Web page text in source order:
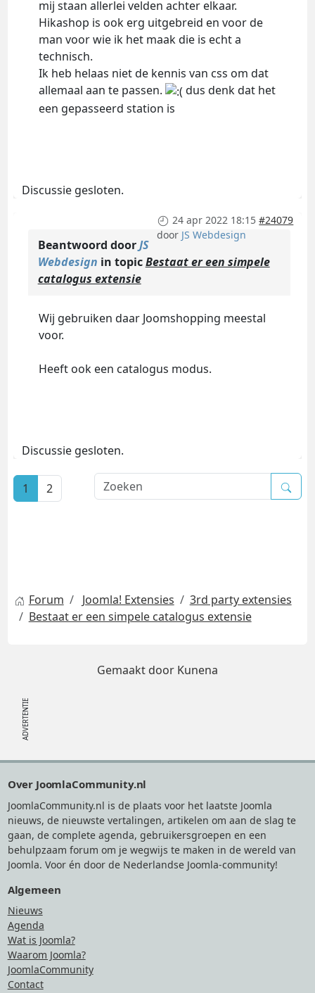
mij staan allerlei velden achter elkaar.
Hikashop is ook erg uitgebreid en voor de
man voor wie ik het maak die is echt a
technisch.
Ik heb helaas niet de kennis van css om dat
allemaal aan te passen.
dus denk dat het
een gepasseerd station is
Discussie gesloten.
24 apr 2022 18:15 #24079
door JS Webdesign
Beantwoord doorJS
Webdesign in topicBestaat er een simpele
catalogus extensie
Wij gebruiken daar Joomshopping meestal
voor.
Heeft ook een catalogus modus.
Discussie gesloten.
1 2
Forum Joomla! Extensies
3rd party extensies
Bestaat er een simpele catalogus extensie
Gemaakt door Kunena
Over JoomlaCommunity.nl
JoomlaCommunity.nl is de plaats voor het laatste Joomla
nieuws, de nieuwste vertalingen, artikelen om aan de slag te
gaan, de complete agenda, gebruikersgroepen en een
behulpzaam forum om je wegwijs te maken in de wereld van
Joomla. Voor én door de Nederlandse Joomla-community!
Algemeen
Nieuws
Agenda
Wat is Joomla?
Waarom Joomla?
JoomlaCommunity
Contact